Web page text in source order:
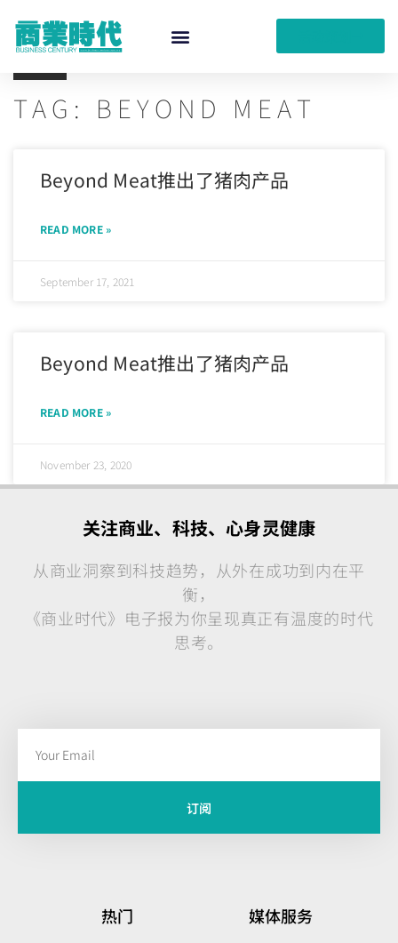
TAG: BEYOND MEAT
Beyond Meat推出了猪肉产品
READ MORE »
September 17, 2021
Beyond Meat推出了猪肉产品
READ MORE »
November 23, 2020
关注商业、科技、心身灵健康
从商业洞察到科技趋势，从外在成功到内在平
衡，
《商业时代》电子报为你呈现真正有温度的时代
思考。
订阅
热门 媒体服务